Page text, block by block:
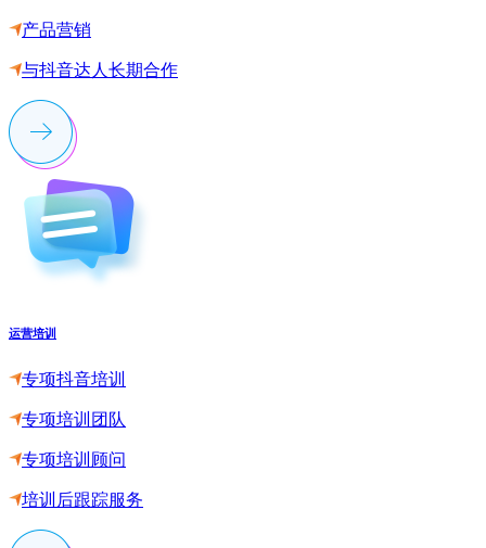
产品营销
与抖音达人长期合作
运营培训
专项抖音培训
专项培训团队
专项培训顾问
培训后跟踪服务